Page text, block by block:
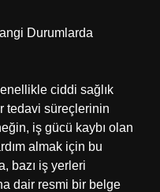
Durumlarda
ciddi sağlık
tedavi süreçlerinin
iş gücü kaybı olan
almak için bu
bazı iş yerleri
dair resmi bir belge